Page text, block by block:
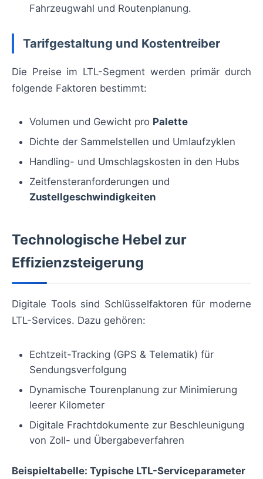
Fahrzeugwahl und Routenplanung.
Tarifgestaltung und Kostentreiber
Die Preise im LTL-Segment werden primär durch
folgende Faktoren bestimmt:
Volumen und Gewicht pro Palette
Dichte der Sammelstellen und Umlaufzyklen
Handling- und Umschlagskosten in den Hubs
Zeitfensteranforderungen und
Zustellgeschwindigkeiten
Technologische Hebel zur
Effizienzsteigerung
Digitale Tools sind Schlüsselfaktoren für moderne
LTL-Services. Dazu gehören:
Echtzeit-Tracking (GPS & Telematik) für
Sendungsverfolgung
Dynamische Tourenplanung zur Minimierung
leerer Kilometer
Digitale Frachtdokumente zur Beschleunigung
von Zoll- und Übergabeverfahren
Beispieltabelle: Typische LTL-Serviceparameter